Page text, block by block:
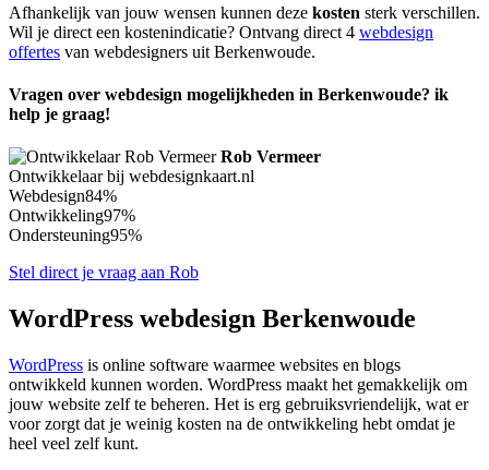
Afhankelijk van jouw wensen kunnen deze kosten sterk verschillen.
Wil je direct een kostenindicatie? Ontvang direct 4 webdesign
offertes van webdesigners uit Berkenwoude.
Vragen over webdesign mogelijkheden in Berkenwoude? ik
help je graag!
Rob Vermeer
Ontwikkelaar bij webdesignkaart.nl
Webdesign84%
Ontwikkeling97%
Ondersteuning95%
Stel direct je vraag aan Rob
WordPress webdesign Berkenwoude
WordPress is online software waarmee websites en blogs
ontwikkeld kunnen worden. WordPress maakt het gemakkelijk om
jouw website zelf te beheren. Het is erg gebruiksvriendelijk, wat er
voor zorgt dat je weinig kosten na de ontwikkeling hebt omdat je
heel veel zelf kunt.